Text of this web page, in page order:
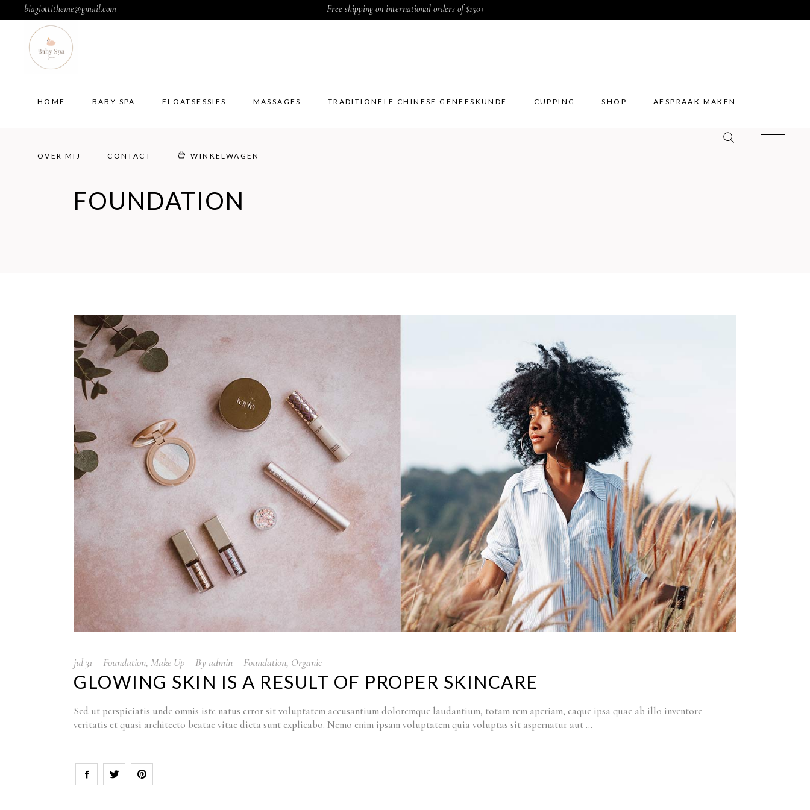
biagiottitheme@gmail.com Free shipping on international orders of $150+
HOME BABY SPA FLOATSESSIES MASSAGES TRADITIONELE CHINESE GENEESKUNDE CUPPING SHOP AFSPRAAK MAKEN
OVER MIJ CONTACT WINKELWAGEN
HOME TRADITIONELE CHINESE GENEESKUNDE
OVER MIJ
FOUNDATION
jul 31 Foundation, Make Up Byadmin Foundation, Organic
GLOWING SKIN IS A RESULT OF PROPER SKINCARE
Sed ut perspiciatis unde omnis iste natus error sit voluptatem accusantium doloremque laudantium, totam rem aperiam, eaque ipsa quae ab illo inventore
veritatis et quasi architecto beatae vitae dicta sunt explicabo. Nemo enim ipsam voluptatem quia voluptas sit aspernatur aut